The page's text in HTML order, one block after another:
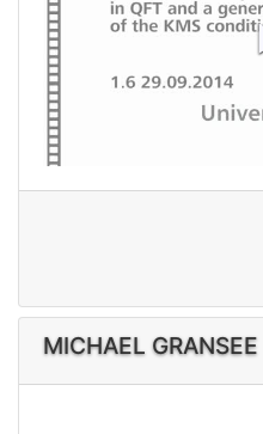
MICHAEL GRANSEE